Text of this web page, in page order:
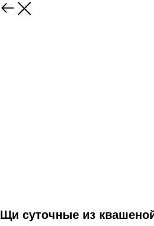
Щи суточные из